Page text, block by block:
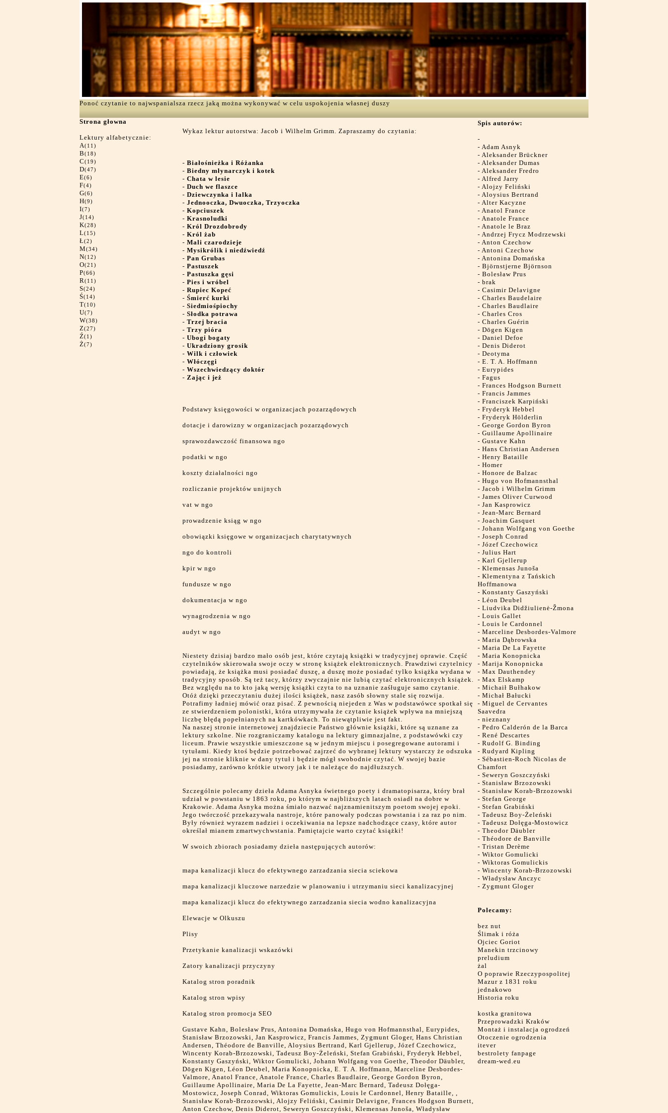
Ponoć czytanie to najwspanialsza rzecz jaką można wykonywać w celu uspokojenia własnej duszy
Strona głowna
Lektury alfabetycznie:
A(11)
B(18)
C(19)
D(47)
E(6)
F(4)
G(6)
H(9)
I(7)
J(14)
K(28)
L(15)
Ł(2)
M(34)
N(12)
O(21)
P(66)
R(11)
S(24)
Ś(14)
T(10)
U(7)
W(38)
Z(27)
Ź(1)
Ż(7)
Wykaz lektur autorstwa: Jacob i Wilhelm Grimm. Zapraszamy do czytania:
- Białośnieżka i Różanka
- Biedny młynarczyk i kotek
- Chata w lesie
- Duch we flaszce
- Dziewczynka i lalka
- Jednooczka, Dwuoczka, Trzyoczka
- Kopciuszek
- Krasnoludki
- Król Drozdobrody
- Król żab
- Mali czarodzieje
- Mysikrólik i niedźwiedź
- Pan Grubas
- Pastuszek
- Pastuszka gęsi
- Pies i wróbel
- Rupiec Kopeć
- Śmierć kurki
- Siedmiośpiochy
- Słodka potrawa
- Trzej bracia
- Trzy pióra
- Ubogi bogaty
- Ukradziony grosik
- Wilk i człowiek
- Włóczęgi
- Wszechwiedzący doktór
- Zając i jeż
Podstawy księgowości w organizacjach pozarządowych
dotacje i darowizny w organizacjach pozarządowych
sprawozdawczość finansowa ngo
podatki w ngo
koszty działalności ngo
rozliczanie projektów unijnych
vat w ngo
prowadzenie ksiąg w ngo
obowiązki księgowe w organizacjach charytatywnych
ngo do kontroli
kpir w ngo
fundusze w ngo
dokumentacja w ngo
wynagrodzenia w ngo
audyt w ngo
Niestety dzisiaj bardzo mało osób jest, które czytają książki w tradycyjnej oprawie. Część
czytelników skierowała swoje oczy w stronę książek elektronicznych. Prawdziwi czytelnicy
powiadają, że książka musi posiadać duszę, a duszę może posiadać tylko książka wydana w
tradycyjny sposób. Są też tacy, którzy zwyczajnie nie lubią czytać elektronicznych książek.
Bez względu na to kto jaką wersję książki czyta to na uznanie zaśługuje samo czytanie.
Otóż dzięki przeczytaniu dużej ilości książek, nasz zasób słowny stale się rozwija.
Potrafimy ładniej mówić oraz pisać. Z pewnością niejeden z Was w podstawówce spotkał się
ze stwierdzeniem polonistki, która utrzymywała że czytanie książek wpływa na mniejszą
liczbę błędą popełnianych na kartkówkach. To niewątpliwie jest fakt.
Na naszej stronie internetowej znajdziecie Państwo głównie książki, które są uznane za
lektury szkolne. Nie rozgraniczamy katalogu na lektury gimnazjalne, z podstawówki czy
liceum. Prawie wszystkie umieszczone są w jednym miejscu i posegregowane autorami i
tytułami. Kiedy ktoś będzie potrzebować zajrzeć do wybranej lektury wystarczy że odszuka
jej na stronie kliknie w dany tytuł i będzie mógł swobodnie czytać. W swojej bazie
posiadamy, zarówno krótkie utwory jak i te należące do najdłuższych.
Szczególnie polecamy dzieła Adama Asnyka świetnego poety i dramatopisarza, który brał
udział w powstaniu w 1863 roku, po którym w najbliższych latach osiadł na dobre w
Krakowie. Adama Asnyka można śmiało nazwać najznamienitszym poetom swojej epoki.
Jego twórczość przekazywała nastroje, które panowały podczas powstania i za raz po nim.
Były również wyrazem nadziei i oczekiwania na lepsze nadchodzące czasy, które autor
określał mianem zmartwychwstania. Pamiętajcie warto czytać książki!
W swoich zbiorach posiadamy dzieła następujących autorów:
mapa kanalizacji klucz do efektywnego zarzadzania siecia sciekowa
mapa kanalizacji kluczowe narzedzie w planowaniu i utrzymaniu sieci kanalizacyjnej
mapa kanalizacji klucz do efektywnego zarzadzania siecia wodno kanalizacyjna
Elewacje w Olkuszu
Plisy
Przetykanie kanalizacji wskazówki
Zatory kanalizacji przyczyny
Katalog stron poradnik
Katalog stron wpisy
Katalog stron promocja SEO
Gustave Kahn, Bolesław Prus, Antonina Domańska, Hugo von Hofmannsthal, Eurypides,
Stanisław Brzozowski, Jan Kasprowicz, Francis Jammes, Zygmunt Gloger, Hans Christian
Andersen, Théodore de Banville, Aloysius Bertrand, Karl Gjellerup, Józef Czechowicz,
Wincenty Korab-Brzozowski, Tadeusz Boy-Żeleński, Stefan Grabiński, Fryderyk Hebbel,
Konstanty Gaszyński, Wiktor Gomulicki, Johann Wolfgang von Goethe, Theodor Däubler,
Dōgen Kigen, Léon Deubel, Maria Konopnicka, E. T. A. Hoffmann, Marceline Desbordes-
Valmore, Anatol France, Anatole France, Charles Baudlaire, George Gordon Byron,
Guillaume Apollinaire, Maria De La Fayette, Jean-Marc Bernard, Tadeusz Dołęga-
Mostowicz, Joseph Conrad, Wiktoras Gomulickis, Louis le Cardonnel, Henry Bataille, ,
Stanisław Korab-Brzozowski, Alojzy Feliński, Casimir Delavigne, Frances Hodgson Burnett,
Anton Czechow, Denis Diderot, Seweryn Goszczyński, Klemensas Junoša, Władysław
Spis autorów:
-
- Adam Asnyk
- Aleksander Brückner
- Aleksander Dumas
- Aleksander Fredro
- Alfred Jarry
- Alojzy Feliński
- Aloysius Bertrand
- Alter Kacyzne
- Anatol France
- Anatole France
- Anatole le Braz
- Andrzej Frycz Modrzewski
- Anton Czechow
- Antoni Czechow
- Antonina Domańska
- Björnstjerne Björnson
- Bolesław Prus
- brak
- Casimir Delavigne
- Charles Baudelaire
- Charles Baudlaire
- Charles Cros
- Charles Guérin
- Dōgen Kigen
- Daniel Defoe
- Denis Diderot
- Deotyma
- E. T. A. Hoffmann
- Eurypides
- Fagus
- Frances Hodgson Burnett
- Francis Jammes
- Franciszek Karpiński
- Fryderyk Hebbel
- Fryderyk Hölderlin
- George Gordon Byron
- Guillaume Apollinaire
- Gustave Kahn
- Hans Christian Andersen
- Henry Bataille
- Homer
- Honore de Balzac
- Hugo von Hofmannsthal
- Jacob i Wilhelm Grimm
- James Oliver Curwood
- Jan Kasprowicz
- Jean-Marc Bernard
- Joachim Gasquet
- Johann Wolfgang von Goethe
- Joseph Conrad
- Józef Czechowicz
- Julius Hart
- Karl Gjellerup
- Klemensas Junoša
- Klementyna z Tańskich
Hoffmanowa
- Konstanty Gaszyński
- Léon Deubel
- Liudvika Didžiulienė-Žmona
- Louis Gallet
- Louis le Cardonnel
- Marceline Desbordes-Valmore
- Maria Dąbrowska
- Maria De La Fayette
- Maria Konopnicka
- Marija Konopnicka
- Max Dauthendey
- Max Elskamp
- Michaił Bułhakow
- Michał Bałucki
- Miguel de Cervantes
Saavedra
- nieznany
- Pedro Calderón de la Barca
- René Descartes
- Rudolf G. Binding
- Rudyard Kipling
- Sébastien-Roch Nicolas de
Chamfort
- Seweryn Goszczyński
- Stanisław Brzozowski
- Stanisław Korab-Brzozowski
- Stefan George
- Stefan Grabiński
- Tadeusz Boy-Żeleński
- Tadeusz Dołęga-Mostowicz
- Theodor Däubler
- Théodore de Banville
- Tristan Derème
- Wiktor Gomulicki
- Wiktoras Gomulickis
- Wincenty Korab-Brzozowski
- Władysław Anczyc
- Zygmunt Gloger
Polecamy:
bez nut
Ślimak i róża
Ojciec Goriot
Manekin trzcinowy
preludium
żal
O poprawie Rzeczypospolitej
Mazur z 1831 roku
jednakowo
Historia roku
kostka granitowa
Przeprowadzki Kraków
Montaż i instalacja ogrodzeń
Otoczenie ogrodzenia
itever
bestrolety fanpage
dream-wed.eu